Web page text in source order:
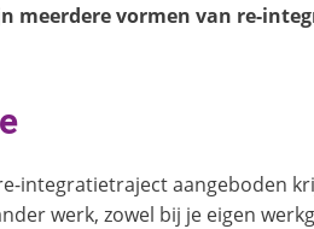
vormen van re-
integratietraject aangeboden
werk, zowel bij je eigen